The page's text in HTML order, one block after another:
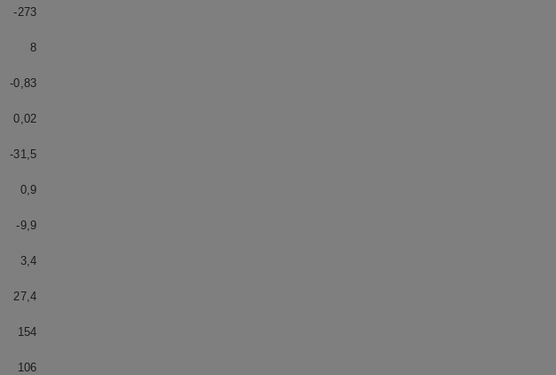
-273
8
-0,83
0,02
-31,5
0,9
-9,9
3,4
27,4
154
106